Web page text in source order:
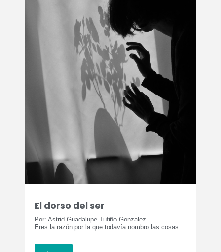
El dorso del ser
Por: Astrid Guadalupe Tufiño Gonzalez
Eres la razón por la que todavía nombro las cosas